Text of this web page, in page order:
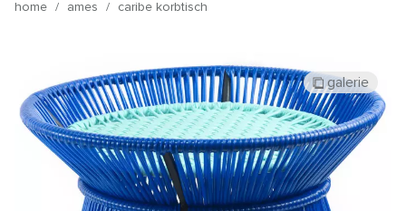
home / ames / caribe korbtisch
galerie